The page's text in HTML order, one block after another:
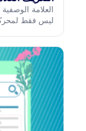
ليس فقط